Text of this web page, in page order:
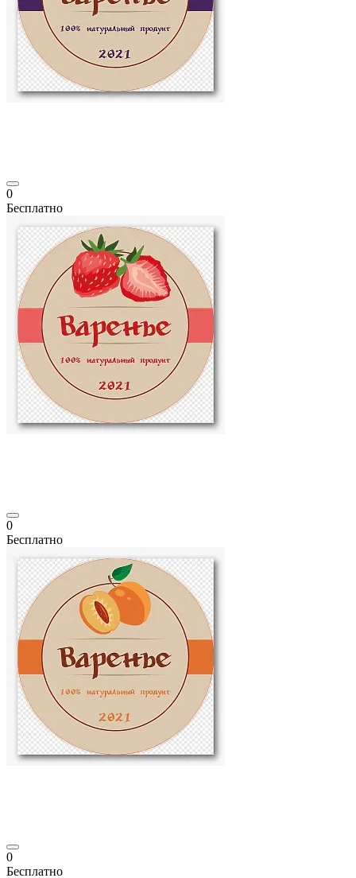
0
Бесплатно
0
Бесплатно
0
Бесплатно